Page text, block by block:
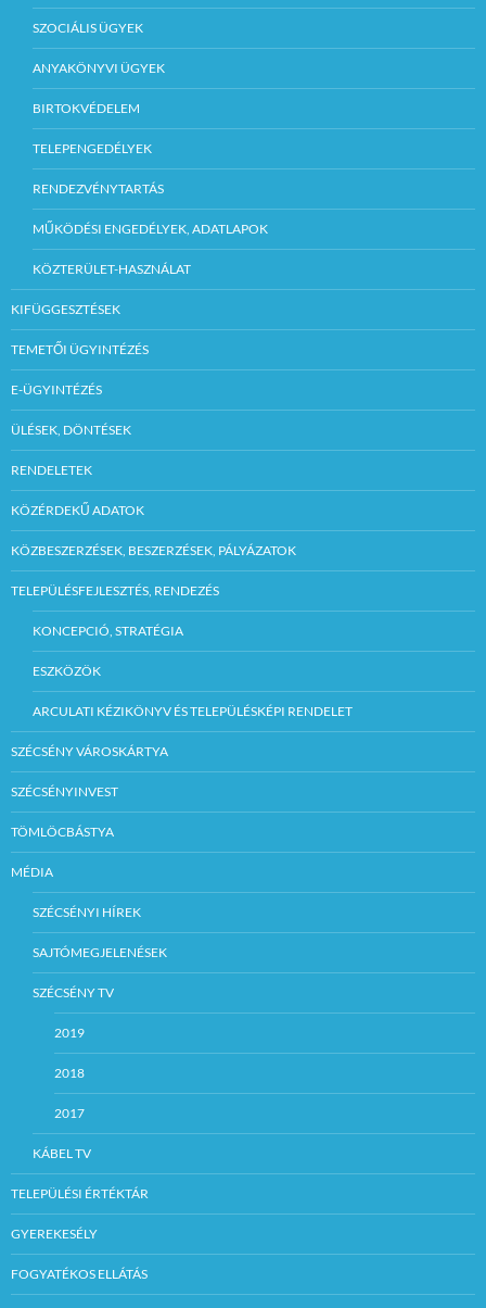
SZOCIÁLIS ÜGYEK
ANYAKÖNYVI ÜGYEK
BIRTOKVÉDELEM
TELEPENGEDÉLYEK
RENDEZVÉNYTARTÁS
MŰKÖDÉSI ENGEDÉLYEK, ADATLAPOK
KÖZTERÜLET-HASZNÁLAT
KIFÜGGESZTÉSEK
TEMETŐI ÜGYINTÉZÉS
E-ÜGYINTÉZÉS
ÜLÉSEK, DÖNTÉSEK
RENDELETEK
KÖZÉRDEKŰ ADATOK
KÖZBESZERZÉSEK, BESZERZÉSEK, PÁLYÁZATOK
TELEPÜLÉSFEJLESZTÉS, RENDEZÉS
KONCEPCIÓ, STRATÉGIA
ESZKÖZÖK
ARCULATI KÉZIKÖNYV ÉS TELEPÜLÉSKÉPI RENDELET
SZÉCSÉNY VÁROSKÁRTYA
SZÉCSÉNYINVEST
TÖMLÖCBÁSTYA
MÉDIA
SZÉCSÉNYI HÍREK
SAJTÓMEGJELENÉSEK
SZÉCSÉNY TV
2019
2018
2017
KÁBEL TV
TELEPÜLÉSI ÉRTÉKTÁR
GYEREKESÉLY
FOGYATÉKOS ELLÁTÁS